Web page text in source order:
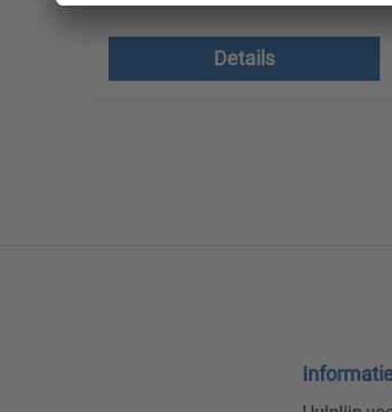
Details